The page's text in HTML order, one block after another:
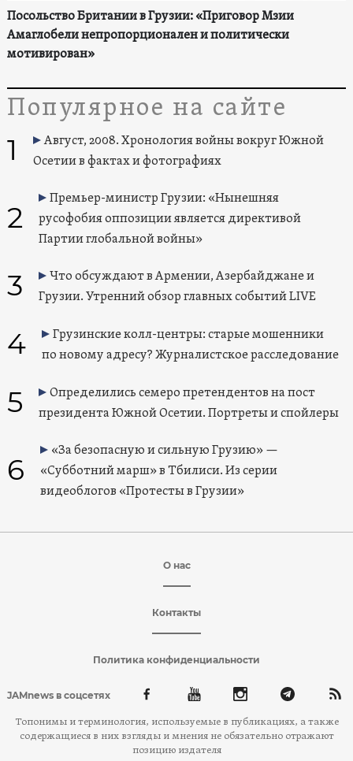
Посольство Британии в Грузии: «Приговор Мзии
Амаглобели непропорционален и политически
мотивирован»
Популярное на сайте
1
Август, 2008. Хронология войны вокруг Южной
Осетии в фактах и фотографиях
2
Премьер-министр Грузии: «Нынешняя
русофобия оппозиции является директивой
Партии глобальной войны»
3
Что обсуждают в Армении, Азербайджане и
Грузии. Утренний обзор главных событий LIVE
4
Грузинские колл-центры: старые мошенники
по новому адресу? Журналистское расследование
5
Определились семеро претендентов на пост
президента Южной Осетии. Портреты и спойлеры
6
«За безопасную и сильную Грузию» —
«Субботний марш» в Тбилиси. Из серии
видеоблогов «Протесты в Грузии»
О нас
Контакты
Политика конфиденциальности
JAMnews в соцсетях
Топонимы и терминология, используемые в публикациях, а также
содержащиеся в них взгляды и мнения не обязательно отражают
позицию издателя